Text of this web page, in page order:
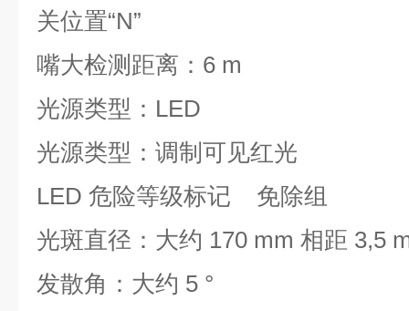
关位置“N”
嘴大检测距离：6 m
光源类型：LED
光源类型：调制可见红光
LED 危险等级标记 免除组
光斑直径：大约 170 mm 相距 3,5
发散角：大约 5 °